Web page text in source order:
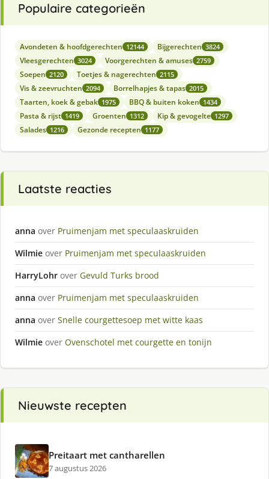
Populaire categorieën
Avondeten & hoofdgerechten 12144 Bijgerechten 3824
Vleesgerechten 3024 Voorgerechten & amuses 2759
Soepen 2120 Toetjes & nagerechten 2115
Vis & zeevruchten 2094 Borrelhapjes & tapas 2015
Taarten, koek & gebak 1975 BBQ & buiten koken 1434
Pasta & rijst 1419 Groenten 1312 Kip & gevogelte 1297
Salades 1216 Gezonde recepten 1177
Laatste reacties
anna over Pruimenjam met speculaaskruiden
Wilmie over Pruimenjam met speculaaskruiden
HarryLohr over Gevuld Turks brood
anna over Pruimenjam met speculaaskruiden
anna over Snelle courgettesoep met witte kaas
Wilmie over Ovenschotel met courgette en tonijn
Nieuwste recepten
Preitaart met cantharellen
7 augustus 2026